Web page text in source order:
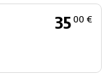
3500 €